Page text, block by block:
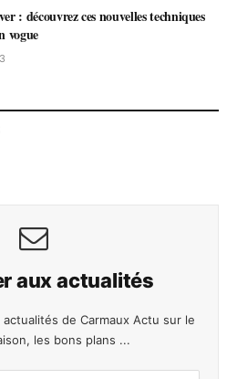
: découvrez ces nouvelles techniques
vogue
aux actualités
de Carmaux Actu sur le
les bons plans ...